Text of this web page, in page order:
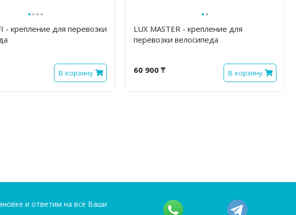
····
- крепление для перевозки
В корзину
··
LUX MASTER - крепление для
перевозки велосипеда
60 900 ₸ В корзину
и ответим на все Ваши